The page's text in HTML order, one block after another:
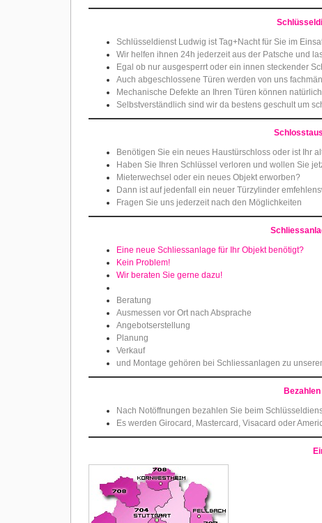
Schlüsseldienst Ludwig ist Tag+Nacht für Sie im
Wir helfen ihnen 24h jederzeit aus der Patsche und
Egal ob nur ausgesperrt oder ein innen steckender
Auch abgeschlossene Türen werden von uns
Mechanische Defekte an Ihren Türen können
Selbstverständlich sind wir da bestens geschult um
Benötigen Sie ein neues Haustürschloss oder ist Ihr
Haben Sie Ihren Schlüssel verloren und wollen Sie
Mieterwechsel oder ein neues Objekt erworben?
Dann ist auf jedenfall ein neuer Türzylinder
Fragen Sie uns jederzeit nach den Möglichkeiten
Eine neue Schliessanlage für Ihr Objekt benötigt?
Kein Problem!
Wir beraten Sie gerne dazu!
Beratung
Ausmessen vor Ort nach Absprache
Angebotserstellung
Planung
Verkauf
und Montage gehören bei Schliessanlagen zu
Nach Notöffnungen bezahlen Sie beim
Es werden Girocard, Mastercard, Visacard oder